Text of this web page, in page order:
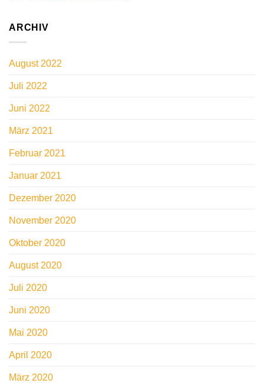
ARCHIV
August 2022
Juli 2022
Juni 2022
März 2021
Februar 2021
Januar 2021
Dezember 2020
November 2020
Oktober 2020
August 2020
Juli 2020
Juni 2020
Mai 2020
April 2020
März 2020